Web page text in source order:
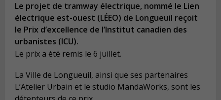
Le projet de tramway électrique, nommé le Lien
électrique est-ouest (LÉEO) de Longueuil reçoit
le Prix d’excellence de l’Institut canadien des
urbanistes (ICU).
Le prix a été remis le 6 juillet.
La Ville de Longueuil, ainsi que ses partenaires
L’Atelier Urbain et le studio MandaWorks, sont les